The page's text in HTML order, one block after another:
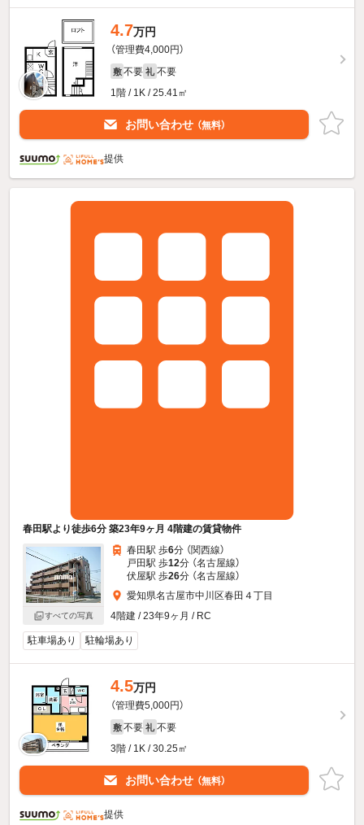
4.7万円
（管理費4,000円）
敷 不要 礼 不要
1階 / 1K / 25.41㎡
お問い合わせ （無料）
提供
春田駅より徒歩6分 築23年9ヶ月 4階建の賃貸物件
すべての写真
春田駅 歩6分 （関西線）
戸田駅 歩12分 （名古屋線）
伏屋駅 歩26分 （名古屋線）
愛知県名古屋市中川区春田４丁目
4階建 / 23年9ヶ月 / RC
駐車場あり 駐輪場あり
4.5万円
（管理費5,000円）
敷 不要 礼 不要
3階 / 1K / 30.25㎡
お問い合わせ （無料）
提供